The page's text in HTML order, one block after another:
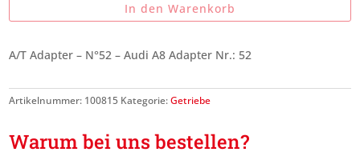
In den Warenkorb
A/T Adapter – N°52 – Audi A8 Adapter Nr.: 52
Artikelnummer: 100815 Kategorie:Getriebe
Warum bei uns bestellen?